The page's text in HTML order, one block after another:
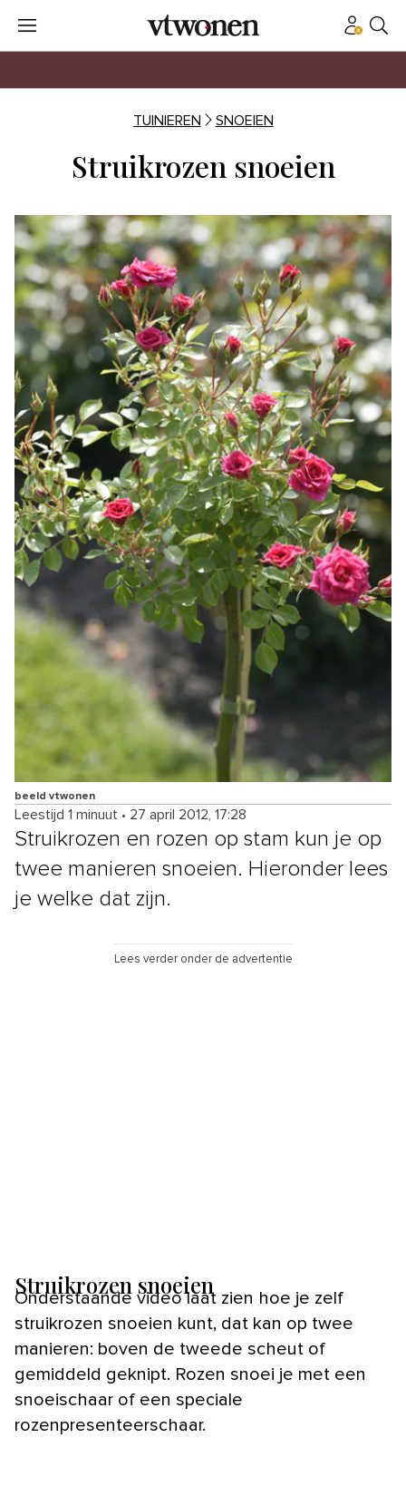
TUINIEREN SNOEIEN
Struikrozen snoeien
beeld vtwonen
Leestijd 1 minuut • 27 april 2012, 17:28
Struikrozen en rozen op stam kun je op
twee manieren snoeien. Hieronder lees
je welke dat zijn.
Lees verder onder de advertentie
Struikrozen snoeien
Onderstaande video laat zien hoe je zelf
struikrozen snoeien kunt, dat kan op twee
manieren: boven de tweede scheut of
gemiddeld geknipt. Rozen snoei je met een
snoeischaar of een speciale
rozenpresenteerschaar.